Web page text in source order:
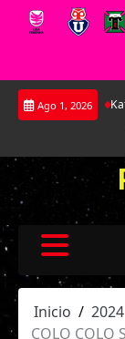
Saltar
Ago 1, 2026
Kathleen
Inicio 2024
COLO COLO